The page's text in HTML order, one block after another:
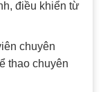
điều khiển từ
chuyên
thao chuyên